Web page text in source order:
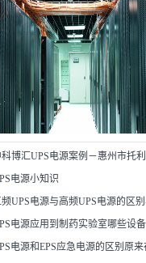
科博汇UPS电源案例－惠州市托
电源小知识
UPS电源与高频UPS电源的区
电源应用到制药实验室哪些设备
电源和EPS应急电源的区别原